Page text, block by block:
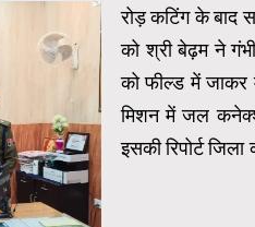
रोड़ कटिंग के बाद
को श्री बेढ़म ने
को फील्ड में जाकर
मिशन में जल
इसकी रिपोर्ट